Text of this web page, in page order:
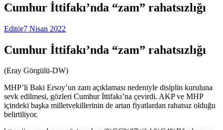
Cumhur İttifakı’nda “zam” rahatsızlığı
Editör7 Nisan 2022
Cumhur İttifakı’nda “zam” rahatsızlığı
(Eray Görgülü-DW)
MHP’li Baki Ersoy’un zam açıklaması nedeniyle disiplin kuruluna
sevk edilmesi, gözleri Cumhur İttifakı’na çevirdi. AKP ve MHP
içindeki başka milletvekillerinin de artan fiyatlardan rahatsız olduğu
belirtiliyor.